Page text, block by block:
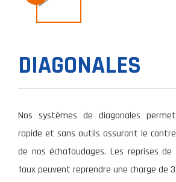
DIAGONALES
Nos systèmes de diagonales
rapide et sans outils assurant le
de nos échafaudages. Les reprises
faux peuvent reprendre une charge de